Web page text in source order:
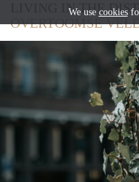
LIVING IN THE
OVERTOOMSE
We use cookies